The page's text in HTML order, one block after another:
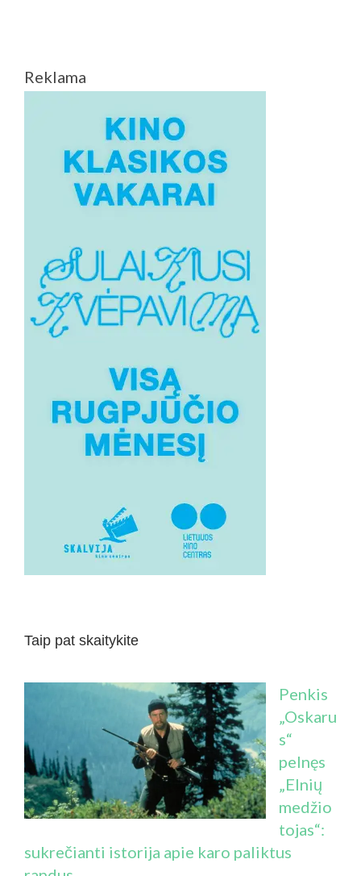
Reklama
Taip pat skaitykite
Penkis
„Oskaru
s“
pelnęs
„Elnių
medžio
tojas“:
sukrečianti istorija apie karo paliktus